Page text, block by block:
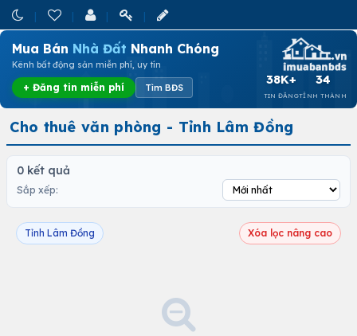
Mua Bán Nhà Đất Nhanh Chóng
Kênh bất động sản miễn phí, uy tín
+ Đăng tin miễn phí Tìm BĐS
38K+
TIN ĐĂNG
34
TỈNH THÀNH
Cho thuê văn phòng - Tỉnh Lâm Đồng
0 kết quả
Sắp xếp:
Tỉnh Lâm Đồng Xóa lọc nâng cao